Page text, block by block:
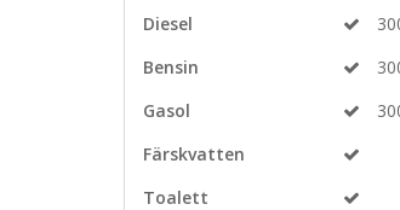
Diesel
Bensin
Gasol
Färskvatten
Toalett